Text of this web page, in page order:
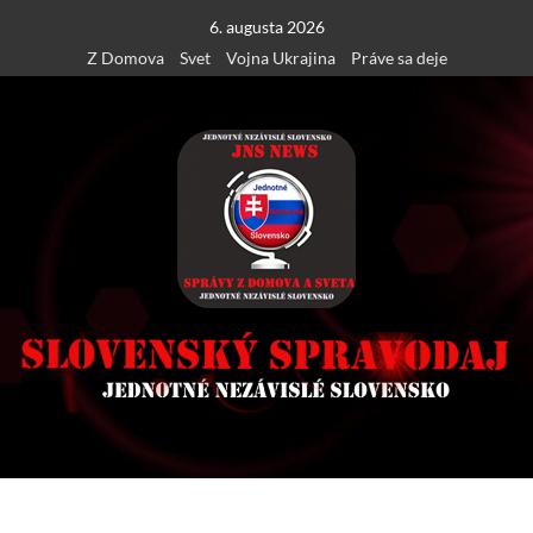
content
6. augusta 2026
Z Domova
Svet Vojna Ukrajina Práve sa deje